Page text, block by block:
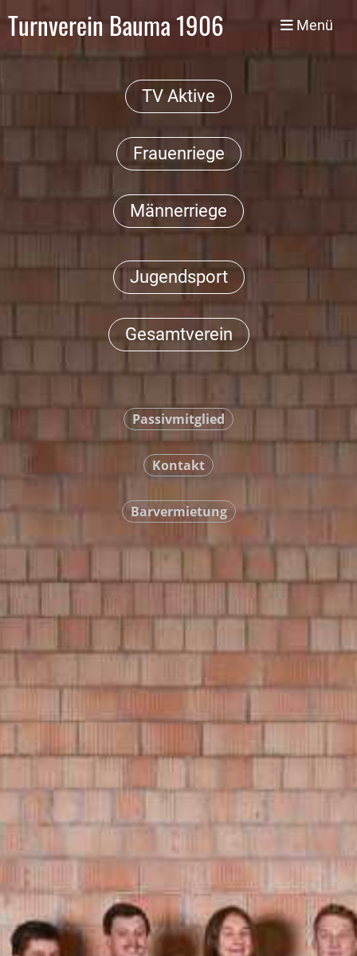
Turnverein Bauma 1906 Menü
TV Aktive
Frauenriege
Männerriege
Jugendsport
Gesamtverein
Passivmitglied
Kontakt
Barvermietung